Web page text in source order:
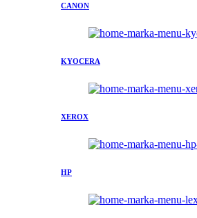
CANON
KYOCERA
XEROX
HP